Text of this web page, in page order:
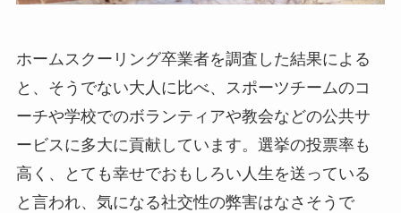
ホームスクーリング卒業者を調査した結果による
と、そうでない大人に比べ、スポーツチームのコ
ーチや学校でのボランティアや教会などの公共サ
ービスに多大に貢献しています。選挙の投票率も
高く、とても幸せでおもしろい人生を送っている
と言われ、気になる社交性の弊害はなさそうで